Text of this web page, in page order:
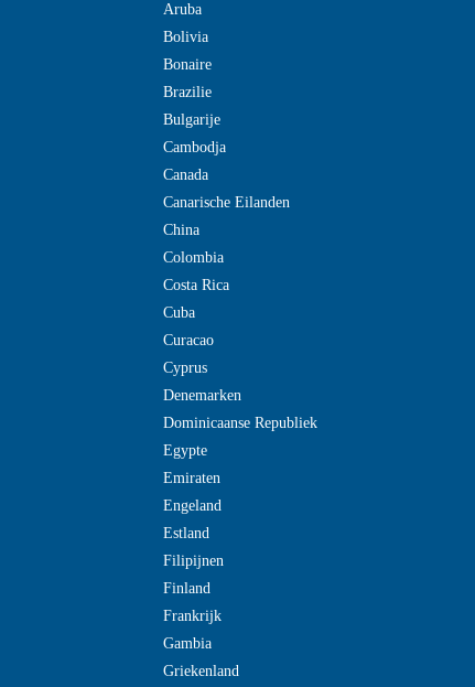
Aruba
Bolivia
Bonaire
Brazilie
Bulgarije
Cambodja
Canada
Canarische Eilanden
China
Colombia
Costa Rica
Cuba
Curacao
Cyprus
Denemarken
Dominicaanse Republiek
Egypte
Emiraten
Engeland
Estland
Filipijnen
Finland
Frankrijk
Gambia
Griekenland